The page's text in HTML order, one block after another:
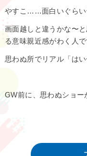
やすこ……面白いぐらい
画面越しと違うかな〜
る意味親近感がわく人で
思わぬ所でリアル「は
GW前に、思わぬショ